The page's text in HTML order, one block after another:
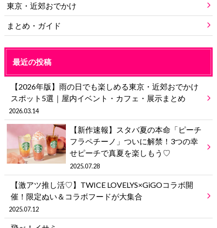
東京・近郊おでかけ
まとめ・ガイド
最近の投稿
【2026年版】雨の日でも楽しめる東京・近郊おでかけ
スポット5選｜屋内イベント・カフェ・展示まとめ
2026.03.14
【新作速報】スタバ夏の本命「ピーチ
フラペチーノ」ついに解禁！3つの幸
せピーチで真夏を楽しもう♡
2025.07.28
【激アツ推し活♡】TWICE LOVELYS×GiGOコラボ開
催！限定ぬい＆コラボフードが大集合
2025.07.12